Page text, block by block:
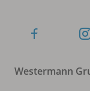
Westermann